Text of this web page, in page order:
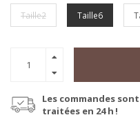
Taille2 Taille6
Les commandes sont
traitées en 24 h !